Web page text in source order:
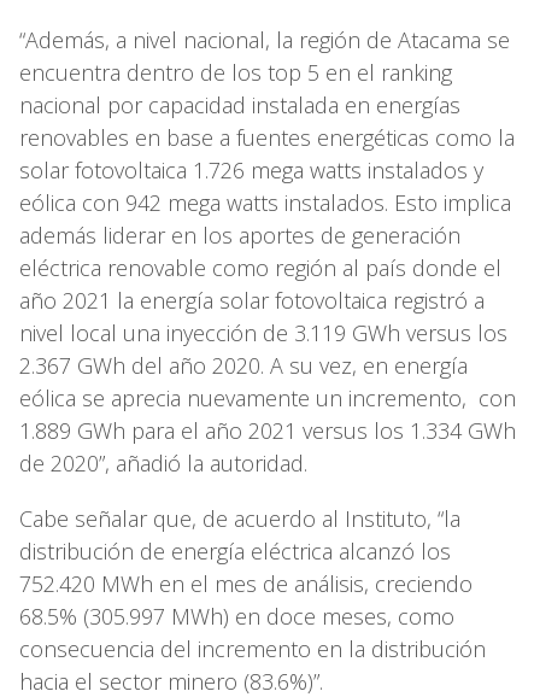
“Además, a nivel nacional, la región de Atacama se
encuentra dentro de los top 5 en el ranking
nacional por capacidad instalada en energías
renovables en base a fuentes energéticas como la
solar fotovoltaica 1.726 mega watts instalados y
eólica con 942 mega watts instalados. Esto implica
además liderar en los aportes de generación
eléctrica renovable como región al país donde el
año 2021 la energía solar fotovoltaica registró a
nivel local una inyección de 3.119 GWh versus los
2.367 GWh del año 2020. A su vez, en energía
eólica se aprecia nuevamente un incremento, con
1.889 GWh para el año 2021 versus los 1.334 GWh
de 2020”, añadió la autoridad.
Cabe señalar que, de acuerdo al Instituto, “la
distribución de energía eléctrica alcanzó los
752.420 MWh en el mes de análisis, creciendo
68.5% (305.997 MWh) en doce meses, como
consecuencia del incremento en la distribución
hacia el sector minero (83.6%)”.